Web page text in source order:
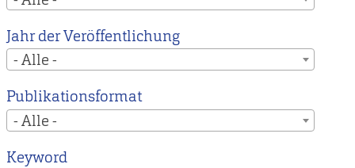
our
main
instead.
Jahr der Veröffentlichung
- Alle -
Publikationsformat
- Alle -
Keyword